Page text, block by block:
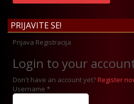
PRIJAVITE SE!
Prijava Registracija
Login to your
Don't have an account yet?Register
Username *